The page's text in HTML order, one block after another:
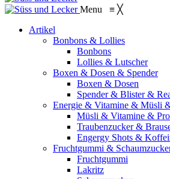
Menu ≡ ╳
Artikel
Bonbons & Lollies
Bonbons
Lollies & Lutscher
Boxen & Dosen & Spender
Boxen & Dosen
Spender & Blister &
Energie & Vitamine & Müsli
Müsli & Vitamine &
Traubenzucker &
Engergy Shots &
Fruchtgummi &
Fruchtgummi
Lakritz